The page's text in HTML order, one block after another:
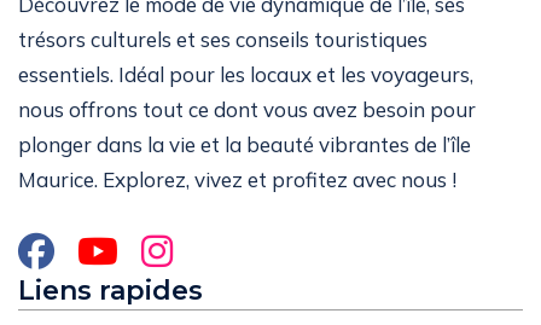
trésors culturels et ses conseils touristiques
essentiels. Idéal pour les locaux et les voyageurs,
nous offrons tout ce dont vous avez besoin pour
plonger dans la vie et la beauté vibrantes de l’île
Maurice. Explorez, vivez et profitez avec nous !
Liens rapides